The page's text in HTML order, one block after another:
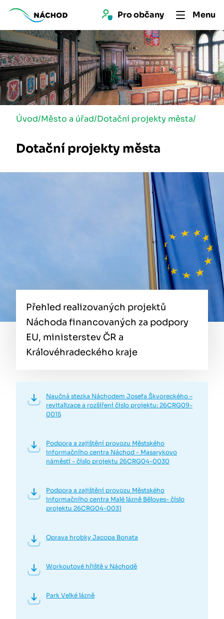
Pro občany Menu
Úvod/Město a úřad/Dotační projekty města/
Dotační projekty města
Přehled realizovaných projektů
Náchoda financovaných za podpory
EU, ministerstev ČR a
Královéhradeckého kraje
Naučná stezka Náchodem Josefa Škvoreckého –
revitalizace a rozšíření číslo projektu: 26CRG09-
0015
Podpora a zajištění provozu Městského
informačního centra Náchod - Masarykovo
náměstí - číslo projektu 26CRG04-0030
Podpora a zajištění provozu Městského
informačního centra Malé lázně Běloves- číslo
projektu 26CRG04-0031
Oprava hrobky Jacopa Bonata
Workoutové hřiště v Náchodě
Park Velké lázně